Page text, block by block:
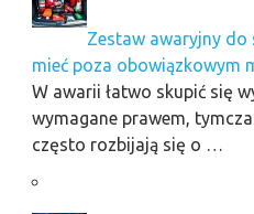
Zestaw awaryjny
mieć poza obowiązkowym
W awarii łatwo skupić się
wymagane prawem,
często rozbijają się o …